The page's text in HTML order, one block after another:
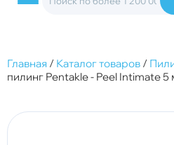
Главная / Каталог товаров /
пилинг Pentakle - Peel Intimate 5